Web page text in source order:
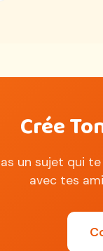
Crée
un sujet qui
avec tes